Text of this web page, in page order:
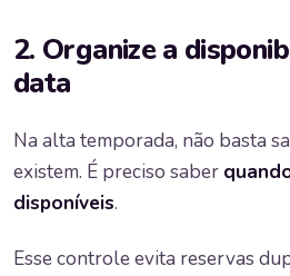
2. Organize a
data
Na alta temporada, não basta
existem. É preciso saber
disponíveis.
Esse controle evita reservas